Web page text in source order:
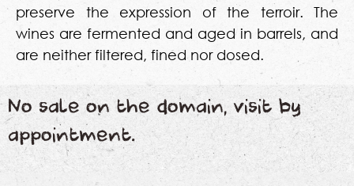
preserve the expression of the terroir. The
wines are fermented and aged in barrels, and
are neither filtered, fined nor dosed.
No sale on the domain, visit by
appointment.